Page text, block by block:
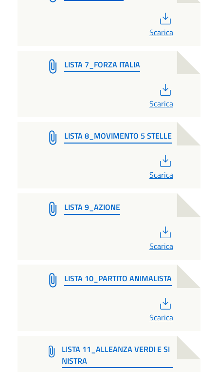
Scarica
LISTA 7_FORZA ITALIA
Scarica
LISTA 8_MOVIMENTO 5 STELLE
Scarica
LISTA 9_AZIONE
Scarica
LISTA 10_PARTITO ANIMALISTA
Scarica
LISTA 11_ALLEANZA VERDI E SI
NISTRA